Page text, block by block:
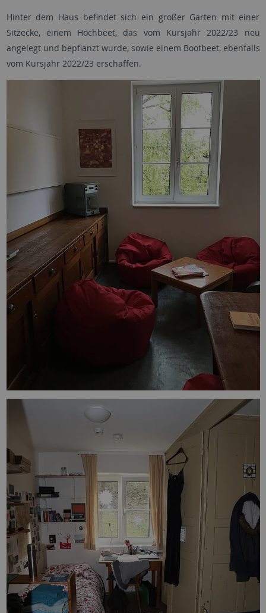
Hinter dem Haus befindet sich ein großer Garten mit einer
Sitzecke, einem Hochbeet, das vom Kursjahr 2022/23 neu
angelegt und bepflanzt wurde, sowie einem Bootbeet, ebenfalls
vom Kursjahr 2022/23 erschaffen.